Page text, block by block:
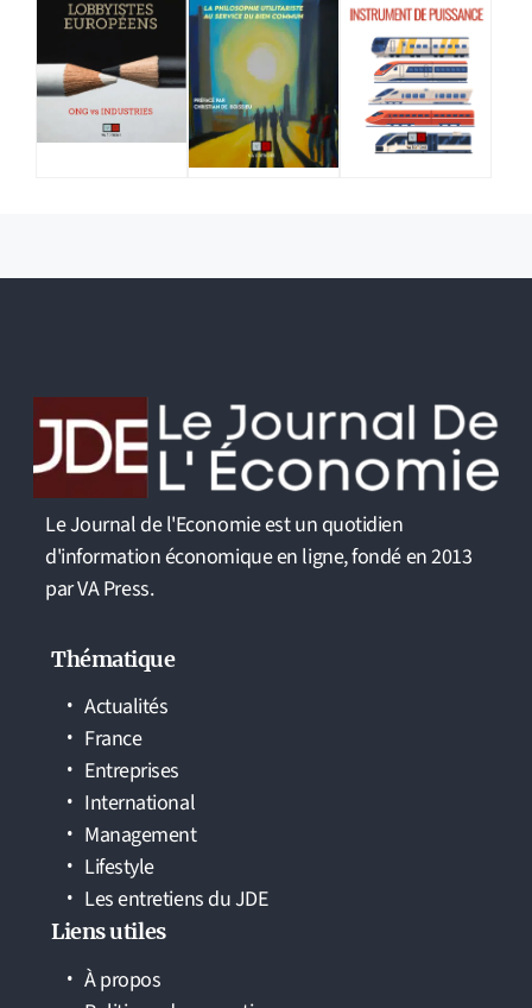
Le Journal de l'Economie est un quotidien
d'information économique en ligne, fondé en 2013
par VA Press.
Thématique
Actualités
France
Entreprises
International
Management
Lifestyle
Les entretiens du JDE
Liens utiles
À propos